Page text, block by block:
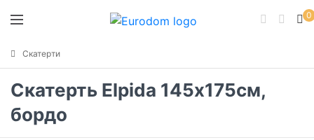
0
Скатерти
Скатерть Elpida 145х175см,
бордо